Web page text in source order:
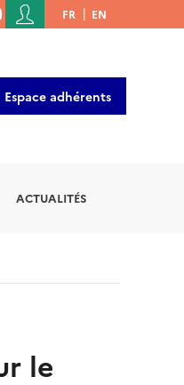
Menu
du
de
l'utilisateur
FR EN
Espace adhérents
ACTUALITÉS
le